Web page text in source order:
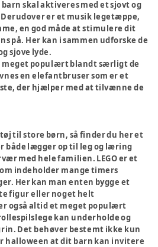
skal aktiveres med et sjovt og
er et musik legetæppe,
en god måde at stimulere dit
på. Her kan i sammen udforske de
sjove lyde.
meget populært blandt særligt de
en elefantbruser som er et
der hjælper med at tilvænne de
til store børn, så finder du her et
både lægger op til leg og læring
med hele familien. LEGO er et
indeholder mange timers
Her kan man enten bygge et
figur eller noget helt
også altid et meget populært
kan underholde og
Det behøver bestemt ikke kun
halloween at dit barn kan invitere